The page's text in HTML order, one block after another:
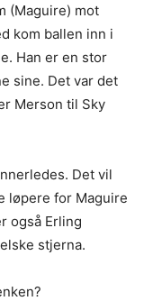
(Maguire) mot
kom ballen inn i
Han er en stor
sine. Det var det
Merson til Sky
Det vil
løpere for Maguire
også Erling
stjerna.